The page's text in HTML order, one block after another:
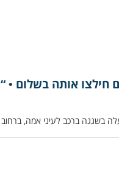
חילצו אותה בשלום •